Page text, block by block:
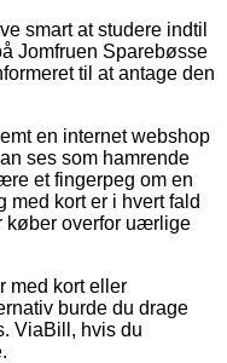
smart at studere indtil
Jomfruen Sparebøsse
til at antage den
en internet webshop
ses som hamrende
et fingerpeg om en
kort er i hvert fald
køber overfor uærlige
med kort eller
burde du drage
ViaBill, hvis du